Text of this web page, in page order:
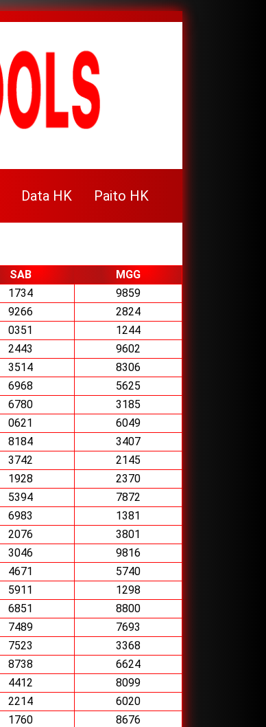
Data HK Paito HK
SAB
MGG
1734
9859
9266
2824
0351
1244
2443
9602
3514
8306
6968
5625
6780
3185
0621
6049
8184
3407
3742
2145
1928
2370
5394
7872
6983
1381
2076
3801
3046
9816
4671
5740
5911
1298
6851
8800
7489
7693
7523
3368
8738
6624
4412
8099
2214
6020
1760
8676